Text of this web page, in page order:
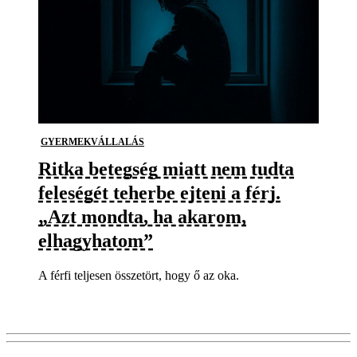
GYERMEKVÁLLALÁS
Ritka betegség miatt nem tudta
feleségét teherbe ejteni a férj.
„Azt mondta, ha akarom,
elhagyhatom”
A férfi teljesen összetört, hogy ő az oka.